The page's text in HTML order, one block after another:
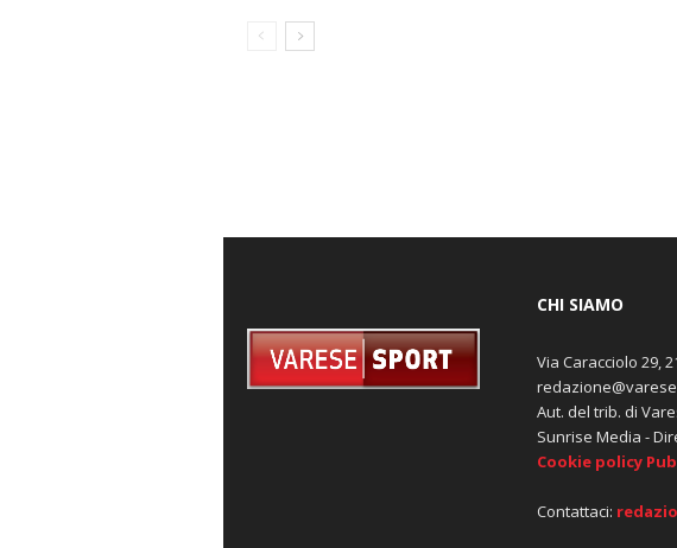
CHI SIAMO
Via Caracciolo 29,
Aut. del trib. di
Sunrise Media -
Cookie policy
Contattaci: